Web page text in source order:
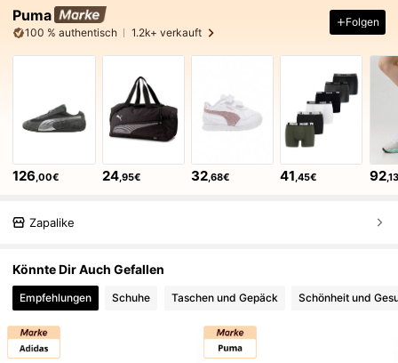
Puma
100 % authentisch 1.2k+ verkauft
Folgen
126,00€ 24,95€ 32,68€ 41,45€ 92
Zapalike
Könnte Dir Auch Gefallen
Empfehlungen Schuhe Taschen und Gepäck Schönheit und